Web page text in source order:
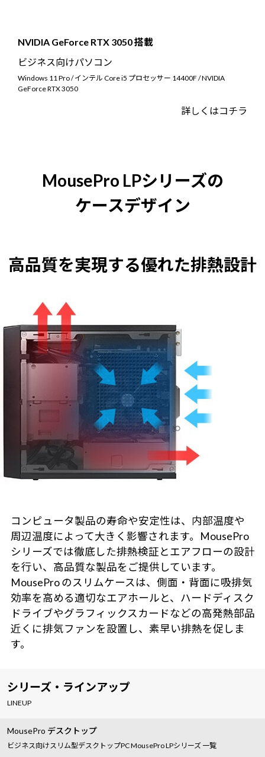
NVIDIA GeForce RTX 3050 搭載
ビジネス向けパソコン
Windows 11 Pro / インテル Core i5 プロセッサー 14400F / NVIDIA
GeForce RTX 3050
詳しくはコチラ
MousePro LPシリーズの
ケースデザイン
高品質を実現する優れた排熱設計
コンピュータ製品の寿命や安定性は、内部温度や
周辺温度によって大きく影響されます。MousePro
シリーズでは徹底した排熱検証とエアフローの設計
を行い、高品質な製品をご提供しています。
MousePro のスリムケースは、側面・背面に吸排気
効率を高める適切なエアホールと、ハードディスク
ドライブやグラフィックスカードなどの高発熱部品
近くに排気ファンを設置し、素早い排熱を促しま
す。
シリーズ・ラインアップ
LINEUP
MousePro デスクトップ
ビジネス向けスリム型デスクトップPC MousePro LPシリーズ 一覧